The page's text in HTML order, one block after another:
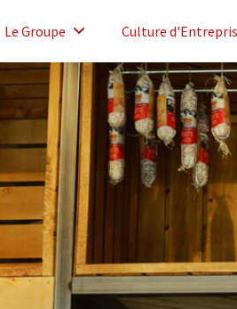
Le Groupe Culture